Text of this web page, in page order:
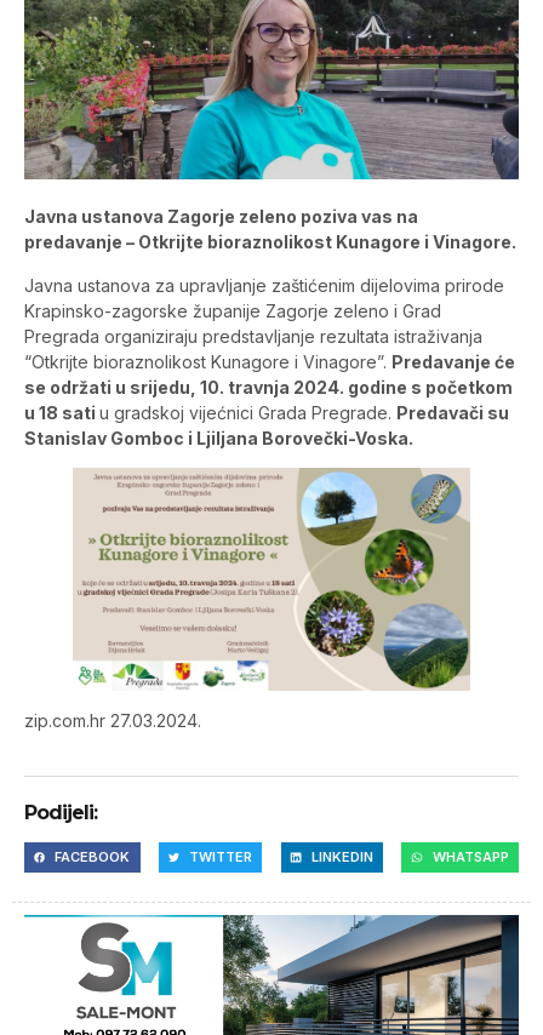
Javna ustanova Zagorje zeleno poziva vas na
predavanje – Otkrijte bioraznolikost Kunagore i Vinagore.
Javna ustanova za upravljanje zaštićenim dijelovima prirode
Krapinsko-zagorske županije Zagorje zeleno i Grad
Pregrada organiziraju predstavljanje rezultata istraživanja
“Otkrijte bioraznolikost Kunagore i Vinagore”. Predavanje će
se održati u srijedu, 10. travnja 2024. godine s početkom
u 18 sati u gradskoj vijećnici Grada Pregrade. Predavači su
Stanislav Gomboc i Ljiljana Borovečki-Voska.
zip.com.hr 27.03.2024.
Podijeli:
FACEBOOK TWITTER LINKEDIN WHATSAPP